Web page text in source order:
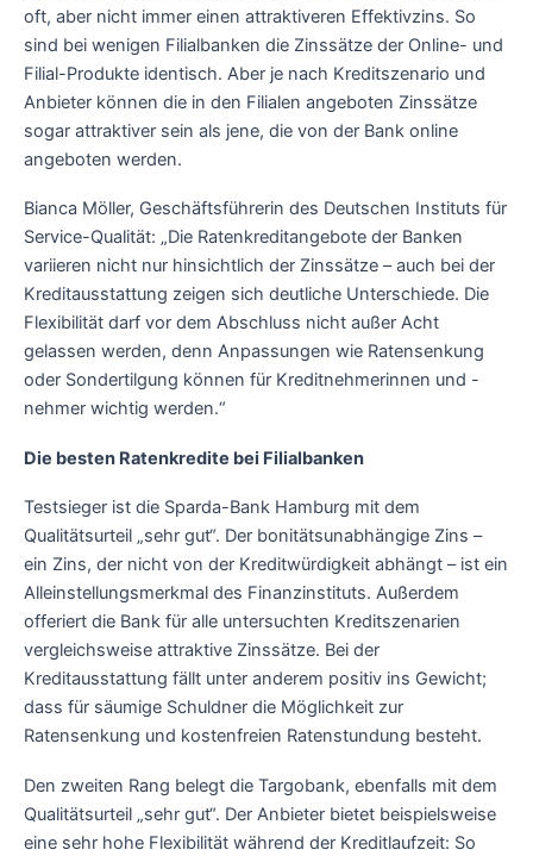
oft, aber nicht immer einen attraktiveren Effektivzins. So
sind bei wenigen Filialbanken die Zinssätze der Online- und
Filial-Produkte identisch. Aber je nach Kreditszenario und
Anbieter können die in den Filialen angeboten Zinssätze
sogar attraktiver sein als jene, die von der Bank online
angeboten werden.
Bianca Möller, Geschäftsführerin des Deutschen Instituts für
Service-Qualität: „Die Ratenkreditangebote der Banken
variieren nicht nur hinsichtlich der Zinssätze – auch bei der
Kreditausstattung zeigen sich deutliche Unterschiede. Die
Flexibilität darf vor dem Abschluss nicht außer Acht
gelassen werden, denn Anpassungen wie Ratensenkung
oder Sondertilgung können für Kreditnehmerinnen und -
nehmer wichtig werden.“
Die besten Ratenkredite bei Filialbanken
Testsieger ist die Sparda-Bank Hamburg mit dem
Qualitätsurteil „sehr gut“. Der bonitätsunabhängige Zins –
ein Zins, der nicht von der Kreditwürdigkeit abhängt – ist ein
Alleinstellungsmerkmal des Finanzinstituts. Außerdem
offeriert die Bank für alle untersuchten Kreditszenarien
vergleichsweise attraktive Zinssätze. Bei der
Kreditausstattung fällt unter anderem positiv ins Gewicht;
dass für säumige Schuldner die Möglichkeit zur
Ratensenkung und kostenfreien Ratenstundung besteht.
Den zweiten Rang belegt die Targobank, ebenfalls mit dem
Qualitätsurteil „sehr gut“. Der Anbieter bietet beispielsweise
eine sehr hohe Flexibilität während der Kreditlaufzeit: So